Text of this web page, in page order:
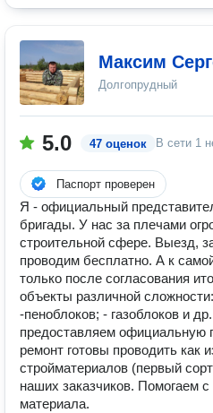
Максим
Долгопрудный
5.0 47 оценок В сети 1
Паспорт проверен
Я - официальный
бригады. У нас за плечами
строительной сфере. Выезд,
проводим бесплатно. А к
только после согласования
объекты различной
-пеноблоков; - газоблоков и
предоставляем официальную
ремонт готовы проводить как
стройматериалов (первый
наших заказчиков. Помогаем
материала.